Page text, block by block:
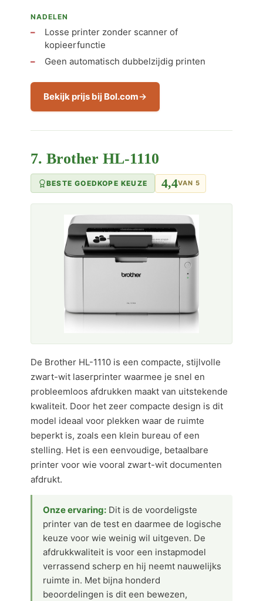
NADELEN
Losse printer zonder scanner of
kopieerfunctie
Geen automatisch dubbelzijdig printen
Bekijk prijs bij Bol.com
7. Brother HL-1110
BESTE GOEDKOPE KEUZE 4,4VAN 5
De Brother HL-1110 is een compacte, stijlvolle
zwart-wit laserprinter waarmee je snel en
probleemloos afdrukken maakt van uitstekende
kwaliteit. Door het zeer compacte design is dit
model ideaal voor plekken waar de ruimte
beperkt is, zoals een klein bureau of een
stelling. Het is een eenvoudige, betaalbare
printer voor wie vooral zwart-wit documenten
afdrukt.
Onze ervaring: Dit is de voordeligste
printer van de test en daarmee de logische
keuze voor wie weinig wil uitgeven. De
afdrukkwaliteit is voor een instapmodel
verrassend scherp en hij neemt nauwelijks
ruimte in. Met bijna honderd
beoordelingen is dit een bewezen,